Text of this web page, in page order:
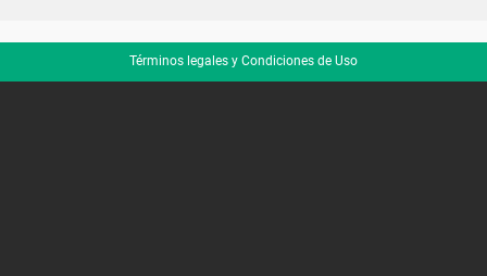
Términos legales y Condiciones de Uso